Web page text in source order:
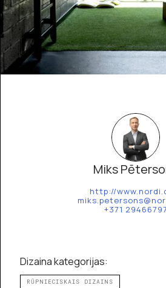
Miks
http://
+371 29466797
Dizaina kategorijas:
RŪPNIECISKAIS DIZAINS